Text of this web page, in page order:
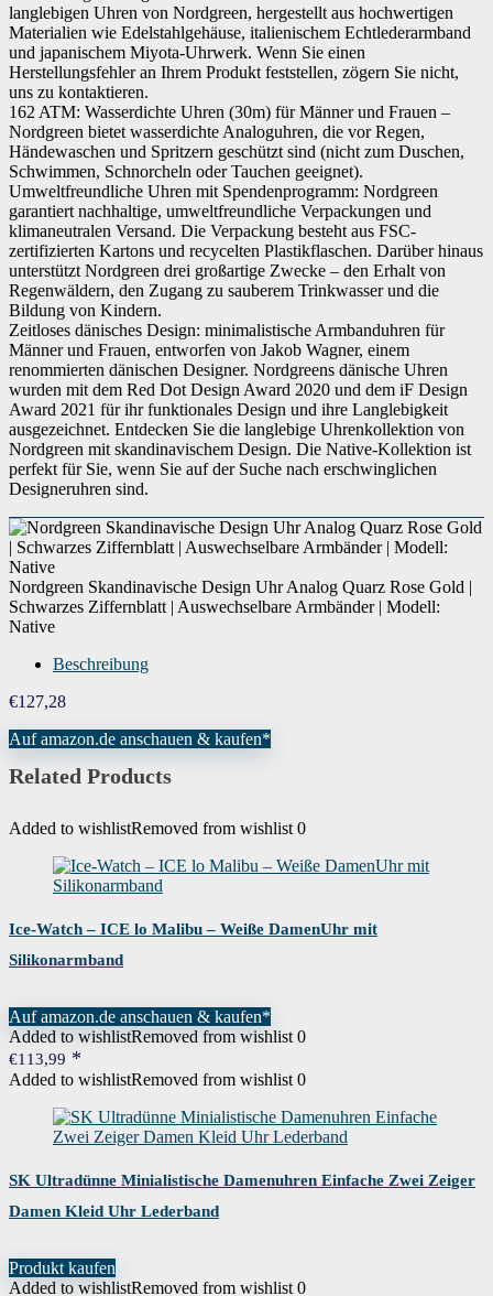
langlebigen Uhren von Nordgreen, hergestellt aus hochwertigen
Materialien wie Edelstahlgehäuse, italienischem Echtlederarmband
und japanischem Miyota-Uhrwerk. Wenn Sie einen
Herstellungsfehler an Ihrem Produkt feststellen, zögern Sie nicht,
uns zu kontaktieren.
162 ATM: Wasserdichte Uhren (30m) für Männer und Frauen –
Nordgreen bietet wasserdichte Analoguhren, die vor Regen,
Händewaschen und Spritzern geschützt sind (nicht zum Duschen,
Schwimmen, Schnorcheln oder Tauchen geeignet).
Umweltfreundliche Uhren mit Spendenprogramm: Nordgreen
garantiert nachhaltige, umweltfreundliche Verpackungen und
klimaneutralen Versand. Die Verpackung besteht aus FSC-
zertifizierten Kartons und recycelten Plastikflaschen. Darüber hinaus
unterstützt Nordgreen drei großartige Zwecke – den Erhalt von
Regenwäldern, den Zugang zu sauberem Trinkwasser und die
Bildung von Kindern.
Zeitloses dänisches Design: minimalistische Armbanduhren für
Männer und Frauen, entworfen von Jakob Wagner, einem
renommierten dänischen Designer. Nordgreens dänische Uhren
wurden mit dem Red Dot Design Award 2020 und dem iF Design
Award 2021 für ihr funktionales Design und ihre Langlebigkeit
ausgezeichnet. Entdecken Sie die langlebige Uhrenkollektion von
Nordgreen mit skandinavischem Design. Die Native-Kollektion ist
perfekt für Sie, wenn Sie auf der Suche nach erschwinglichen
Designeruhren sind.
Nordgreen Skandinavische Design Uhr Analog Quarz Rose Gold |
Schwarzes Ziffernblatt | Auswechselbare Armbänder | Modell:
Native
Beschreibung
€127,28
Auf amazon.de anschauen & kaufen*
Related Products
Added to wishlistRemoved from wishlist 0
Ice-Watch – ICE lo Malibu – Weiße DamenUhr mit
Silikonarmband
Auf amazon.de anschauen & kaufen*
Added to wishlistRemoved from wishlist 0
€113,99
Added to wishlistRemoved from wishlist 0
SK Ultradünne Minialistische Damenuhren Einfache Zwei Zeiger
Damen Kleid Uhr Lederband
Produkt kaufen
Added to wishlistRemoved from wishlist 0